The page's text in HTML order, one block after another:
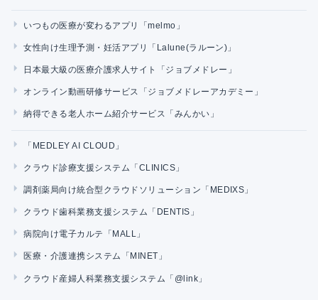
いつもの医療が変わるアプリ「melmo」
女性向け生理予測・妊活アプリ「Lalune(ラルーン)」
日本最大級の医療介護求人サイト「ジョブメドレー」
オンライン動画研修サービス「ジョブメドレーアカデミー」
納得できる老人ホーム紹介サービス「みんかい」
「MEDLEY AI CLOUD」
クラウド診療支援システム「CLINICS」
調剤薬局向け統合型クラウドソリューション「MEDIXS」
クラウド歯科業務支援システム「DENTIS」
病院向け電子カルテ「MALL」
医療・介護連携システム「MINET」
クラウド産婦人科業務支援システム「@link」